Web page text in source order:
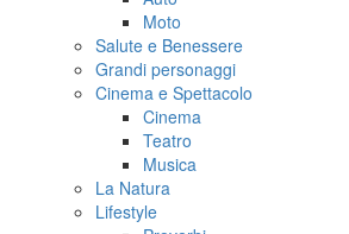
Moto
Salute e Benessere
Grandi personaggi
Cinema e Spettacolo
Cinema
Teatro
Musica
La Natura
Lifestyle